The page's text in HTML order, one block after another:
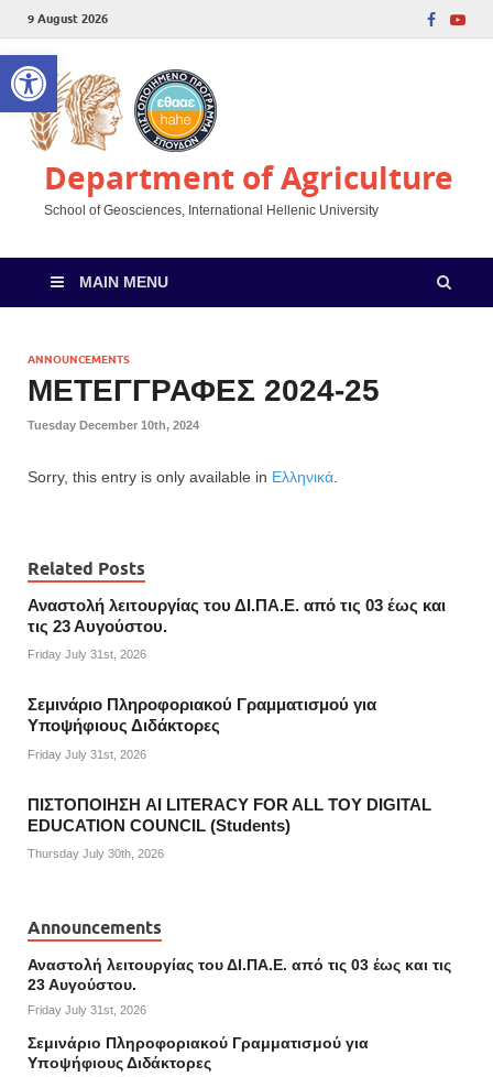
Open toolbar
9 August 2026
Department of Agriculture
School of Geosciences, International Hellenic University
MAIN MENU
ANNOUNCEMENTS
ΜΕΤΕΓΓΡΑΦΕΣ 2024-25
Tuesday December 10th, 2024
Sorry, this entry is only available in Ελληνικά
Related Posts
Αναστολή λειτουργίας του ΔΙ.ΠΑ.Ε. από τις 03 έως και
τις 23 Αυγούστου.
Friday July 31st, 2026
Σεμινάριο Πληροφοριακού Γραμματισμού για
Υποψήφιους Διδάκτορες
Friday July 31st, 2026
ΠΙΣΤΟΠΟΙΗΣΗ AI LITERACY FOR ALL ΤΟΥ DIGITAL
EDUCATION COUNCIL (Students)
Thursday July 30th, 2026
Announcements
Αναστολή λειτουργίας του ΔΙ.ΠΑ.Ε. από τις 03 έως και τις
23 Αυγούστου.
Friday July 31st, 2026
Σεμινάριο Πληροφοριακού Γραμματισμού για
Υποψήφιους Διδάκτορες